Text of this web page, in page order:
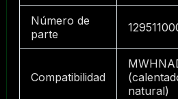
Número de
parte
Compatibilidad
natural)